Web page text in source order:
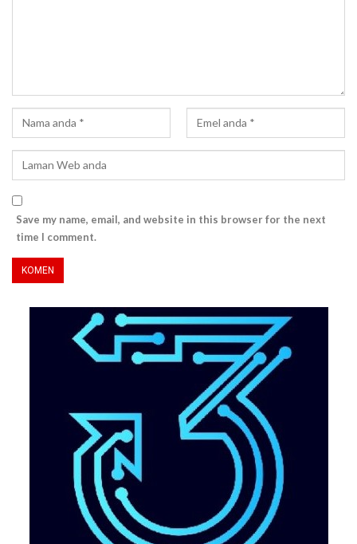
Save my name, email, and website in this browser for the next
time I comment.